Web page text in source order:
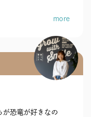
more
恐竜が好きなの